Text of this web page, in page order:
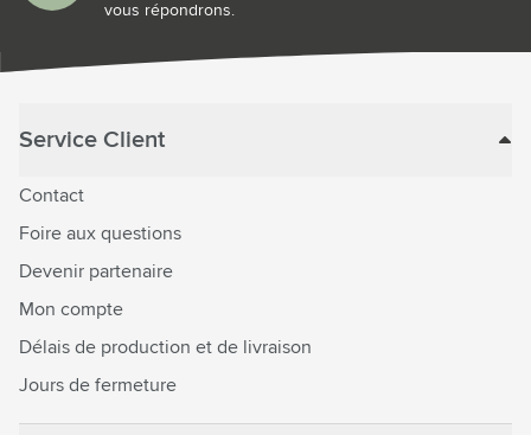
vous répondrons.
Service Client
Contact
Foire aux questions
Devenir partenaire
Mon compte
Délais de production et de livraison
Jours de fermeture